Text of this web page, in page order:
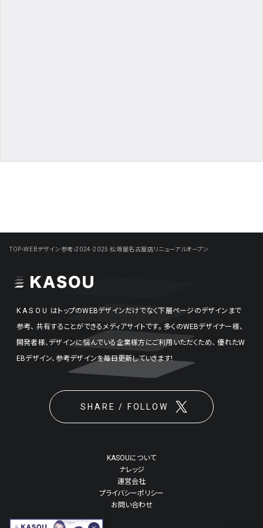
TOP›WEBデザイン参考›2024-2025 松坂屋名古屋店リニューアルオープン
KASOU はトップのWEBデザインだけでなく下層ページのデザインまで
参考、 共有することができるメディアサイトです。 多くのWEBデザイナー様、
開発者様、デザインに悩んでいる企業様方にご利用いただくため、 優れたW
EBデザイン、参考デザインを毎日更新していきます!
SHARE / FOLLOW
KASOUについて
ナレッジ
運営会社
プライバシーポリシー
お問い合わせ